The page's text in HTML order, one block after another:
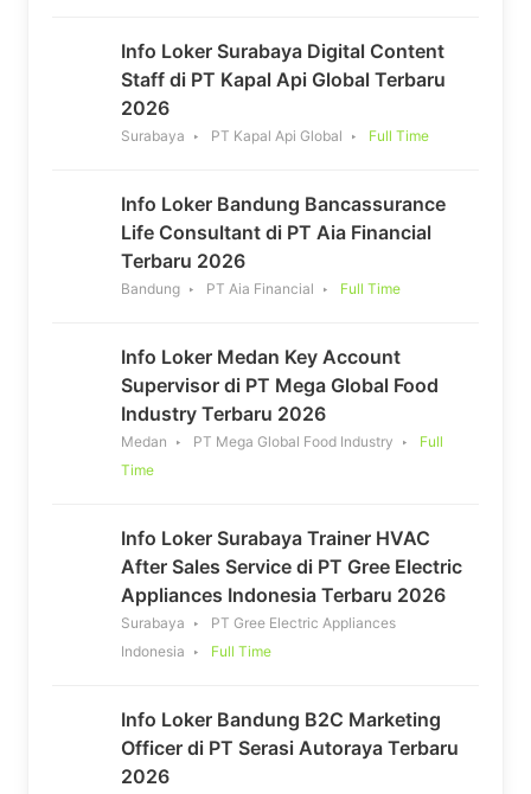
Info Loker Surabaya Digital Content
Staff di PT Kapal Api Global Terbaru
2026
Surabaya PT Kapal Api Global Full Time
Info Loker Bandung Bancassurance
Life Consultant di PT Aia Financial
Terbaru 2026
Bandung PT Aia Financial Full Time
Info Loker Medan Key Account
Supervisor di PT Mega Global Food
Industry Terbaru 2026
Medan PT Mega Global Food Industry
Full
Time
Info Loker Surabaya Trainer HVAC
After Sales Service di PT Gree Electric
Appliances Indonesia Terbaru 2026
Surabaya
PT Gree Electric Appliances
Indonesia
Full Time
Info Loker Bandung B2C Marketing
Officer di PT Serasi Autoraya Terbaru
2026